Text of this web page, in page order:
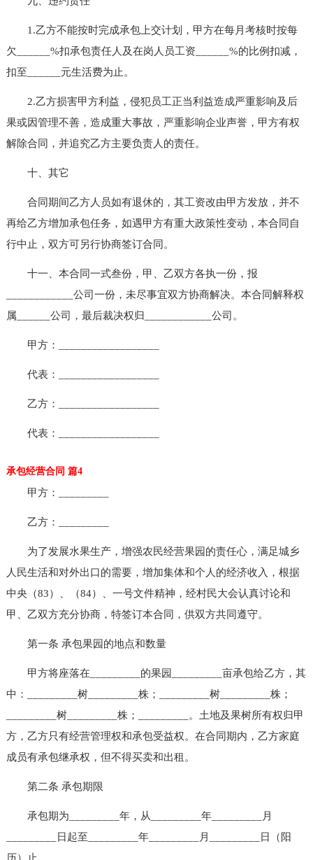
1.乙方不能按时完成承包上交计划，甲方在每月考核时按每
欠______%扣承包责任人及在岗人员工资______%的比例扣减，
扣至______元生活费为止。
2.乙方损害甲方利益，侵犯员工正当利益造成严重影响及后
果或因管理不善，造成重大事故，严重影响企业声誉，甲方有权
解除合同，并追究乙方主要负责人的责任。
十、其它
合同期间乙方人员如有退休的，其工资改由甲方发放，并不
再给乙方增加承包任务，如遇甲方有重大政策性变动，本合同自
行中止，双方可另行协商签订合同。
十一、本合同一式叁份，甲、乙双方各执一份，报
____________公司一份，未尽事宜双方协商解决。本合同解释权
属______公司，最后裁决权归____________公司。
甲方：__________________
代表：__________________
乙方：__________________
代表：__________________
承包经营合同 篇4
甲方：_________
乙方：_________
为了发展水果生产，增强农民经营果园的责任心，满足城乡
人民生活和对外出口的需要，增加集体和个人的经济收入，根据
中央（83）、（84）、一号文件精神，经村民大会认真讨论和
甲、乙双方充分协商，特签订本合同，供双方共同遵守。
第一条 承包果园的地点和数量
甲方将座落在_________的果园_________亩承包给乙方，其
中：_________树_________株；_________树_________株；
_________树_________株；_________。土地及果树所有权归甲
方，乙方只有经营管理权和承包受益权。在合同期内，乙方家庭
成员有承包继承权，但不得买卖和出租。
第二条 承包期限
承包期为_________年，从_________年_________月
_________日起至_________年_________月_________日（阳